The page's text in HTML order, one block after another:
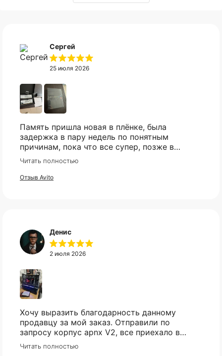
Сергей
25 июля 2026
Память пришла новая в плёнке, была
задержка в пару недель по понятным
причинам, пока что все супер, позже в
сборке проверю и отзыв дополню
Читать полностью
Отзыв Avito
Денис
2 июля 2026
Хочу выразить благодарность данному
продавцу за мой заказ. Отправили по
запросу корпус apnx V2, все приехало в
идеале. Ценник более чем демократичный.
Все доехало в установленный срок.
Читать полностью